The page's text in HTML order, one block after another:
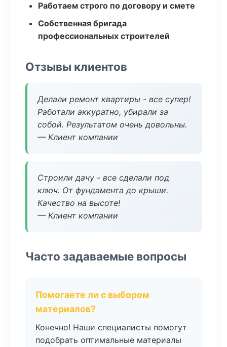
Работаем строго по договору и смете
Собственная бригада
профессиональных строителей
Отзывы клиентов
Делали ремонт квартиры - все супер!
Работали аккуратно, убирали за
собой. Результатом очень довольны.
— Клиент компании
Строили дачу - все сделали под
ключ. От фундамента до крыши.
Качество на высоте!
— Клиент компании
Часто задаваемые вопросы
Помогаете ли с выбором
материалов?
Конечно! Наши специалисты помогут
подобрать оптимальные материалы